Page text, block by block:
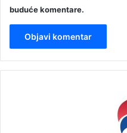
buduće komentare.